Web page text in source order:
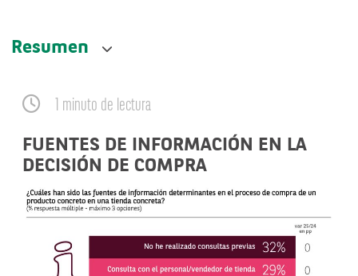
1 minuto de lectura
FUENTES DE INFORMACIÓN EN LA
DECISIÓN DE COMPRA
Resumen